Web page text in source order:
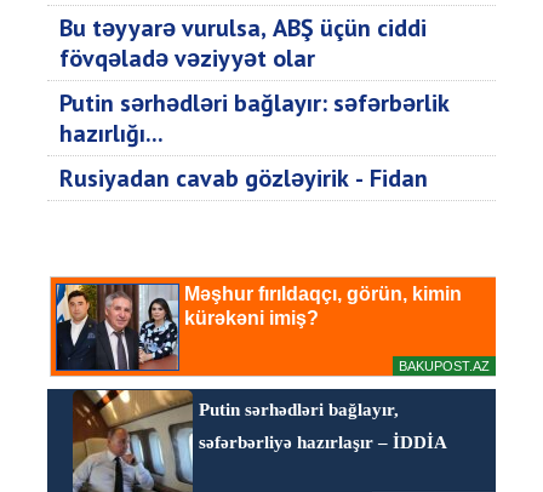
Bu təyyarə vurulsa, ABŞ üçün ciddi
fövqəladə vəziyyət olar
Putin sərhədləri bağlayır: səfərbərlik
hazırlığı...
Rusiyadan cavab gözləyirik - Fidan